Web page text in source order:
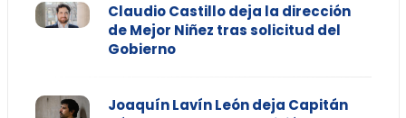
Claudio Castillo deja la dirección
de Mejor Niñez tras solicitud del
Gobierno
Joaquín Lavín León deja Capitán